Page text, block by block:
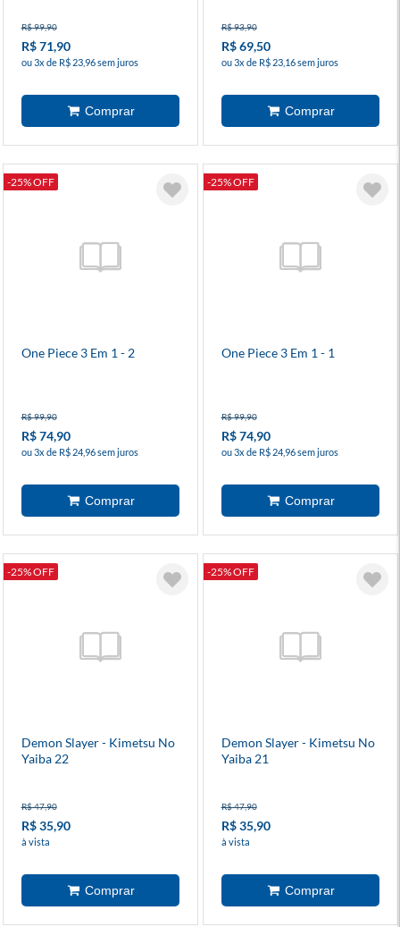
R$ 99,90
R$ 71,90
ou 3x de R$ 23,96 sem juros
R$ 93,90
R$ 69,50
ou 3x de R$ 23,16 sem juros
-25% OFF
One Piece 3 Em 1 - 2
R$ 99,90
R$ 74,90
ou 3x de R$ 24,96 sem juros
-25% OFF
One Piece 3 Em 1 - 1
R$ 99,90
R$ 74,90
ou 3x de R$ 24,96 sem juros
-25% OFF
Demon Slayer - Kimetsu No
Yaiba 22
R$ 47,90
R$ 35,90
à vista
-25% OFF
Demon Slayer - Kimetsu No
Yaiba 21
R$ 47,90
R$ 35,90
à vista